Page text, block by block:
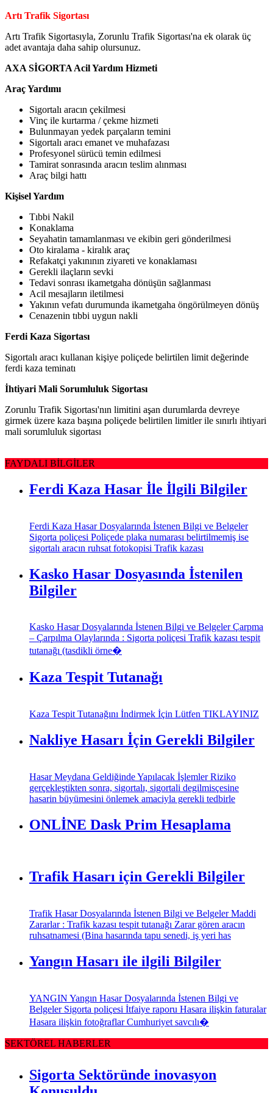
Artı Trafik Sigortası
Artı Trafik Sigortasıyla, Zorunlu Trafik Sigortası'na ek olarak üç
adet avantaja daha sahip olursunuz.
AXA SİGORTA Acil Yardım Hizmeti
Araç Yardımı
Sigortalı aracın çekilmesi
Vinç ile kurtarma / çekme hizmeti
Bulunmayan yedek parçaların temini
Sigortalı aracı emanet ve muhafazası
Profesyonel sürücü temin edilmesi
Tamirat sonrasında aracın teslim alınması
Araç bilgi hattı
Kişisel Yardım
Tıbbi Nakil
Konaklama
Seyahatin tamamlanması ve ekibin geri gönderilmesi
Oto kiralama - kiralık araç
Refakatçi yakınının ziyareti ve konaklaması
Gerekli ilaçların sevki
Tedavi sonrası ikametgaha dönüşün sağlanması
Acil mesajların iletilmesi
Yakının vefatı durumunda ikametgaha öngörülmeyen dönüş
Cenazenin tıbbi uygun nakli
Ferdi Kaza Sigortası
Sigortalı aracı kullanan kişiye poliçede belirtilen limit değerinde
ferdi kaza teminatı
İhtiyari Mali Sorumluluk Sigortası
Zorunlu Trafik Sigortası'nın limitini aşan durumlarda devreye
girmek üzere kaza başına poliçede belirtilen limitler ile sınırlı ihtiyari
mali sorumluluk sigortası
FAYDALI BİLGİLER
Ferdi Kaza Hasar İle İlgili Bilgiler
Ferdi Kaza Hasar Dosyalarında İstenen Bilgi ve Belgeler
Sigorta poliçesi Poliçede plaka numarası belirtilmemiş ise
sigortalı aracın ruhsat fotokopisi Trafik kazası
Kasko Hasar Dosyasında İstenilen
Bilgiler
Kasko Hasar Dosyalarında İstenen Bilgi ve Belgeler Çarpma
– Çarpılma Olaylarında : Sigorta poliçesi Trafik kazası tespit
tutanağı (tasdikli örne�
Kaza Tespit Tutanağı
Kaza Tespit Tutanağını İndirmek İçin Lütfen TIKLAYINIZ
Nakliye Hasarı İçin Gerekli Bilgiler
Hasar Meydana Geldiğinde Yapılacak İşlemler Riziko
gerçekleştikten sonra, sigortalı, sigortali degilmisçesine
hasarin büyümesini önlemek amaciyla gerekli tedbirle
ONLİNE Dask Prim Hesaplama
Trafik Hasarı için Gerekli Bilgiler
Trafik Hasar Dosyalarında İstenen Bilgi ve Belgeler Maddi
Zararlar : Trafik kazası tespit tutanağı Zarar gören aracın
ruhsatnamesi (Bina hasarında tapu senedi, iş yeri has
Yangın Hasarı ile ilgili Bilgiler
YANGIN Yangın Hasar Dosyalarında İstenen Bilgi ve
Belgeler Sigorta poliçesi İtfaiye raporu Hasara ilişkin faturalar
Hasara ilişkin fotoğraflar Cumhuriyet savcılı�
SEKTÖREL HABERLER
Sigorta Sektöründe inovasyon